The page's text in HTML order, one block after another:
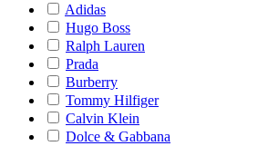
Adidas
Hugo Boss
Ralph Lauren
Prada
Burberry
Tommy Hilfiger
Calvin Klein
Dolce & Gabbana